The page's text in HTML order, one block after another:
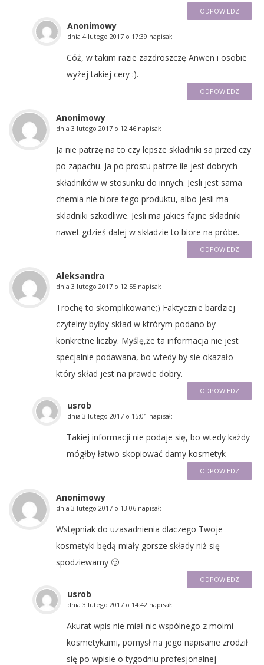
ODPOWIEDZ
Anonimowy
dnia 4 lutego 2017 o 17:39 napisał:
Cóż, w takim razie zazdroszczę Anwen i osobie
wyżej takiej cery :).
ODPOWIEDZ
Anonimowy
dnia 3 lutego 2017 o 12:46 napisał:
Ja nie patrzę na to czy lepsze składniki sa przed czy
po zapachu. Ja po prostu patrze ile jest dobrych
składników w stosunku do innych. Jesli jest sama
chemia nie biore tego produktu, albo jesli ma
skladniki szkodliwe. Jesli ma jakies fajne skladniki
nawet gdzieś dalej w składzie to biore na próbe.
ODPOWIEDZ
Aleksandra
dnia 3 lutego 2017 o 12:55 napisał:
Trochę to skomplikowane;) Faktycznie bardziej
czytelny byłby skład w ktrórym podano by
konkretne liczby. Myślę,że ta informacja nie jest
specjalnie podawana, bo wtedy by sie okazało
który skład jest na prawde dobry.
ODPOWIEDZ
usrob
dnia 3 lutego 2017 o 15:01 napisał:
Takiej informacji nie podaje się, bo wtedy każdy
mógłby łatwo skopiować damy kosmetyk
ODPOWIEDZ
Anonimowy
dnia 3 lutego 2017 o 13:06 napisał:
Wstępniak do uzasadnienia dlaczego Twoje
kosmetyki będą miały gorsze składy niż się
spodziewamy 🙂
ODPOWIEDZ
usrob
dnia 3 lutego 2017 o 14:42 napisał:
Akurat wpis nie miał nic wspólnego z moimi
kosmetykami, pomysł na jego napisanie zrodził
się po wpisie o tygodniu profesjonalnej